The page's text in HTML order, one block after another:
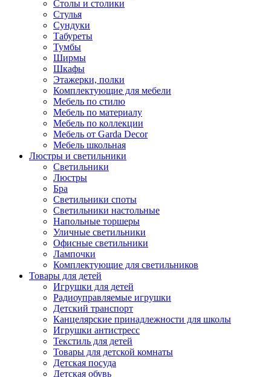
Столы и столики
Стулья
Сундуки
Табуреты
Тумбы
Ширмы
Шкафы
Этажерки, полки
Комплектующие для мебели
Мебель по стилю
Мебель по материалу
Мебель по коллекции
Мебель от Garda Decor
Мебель школьная
Люстры и светильники
Светильники
Люстры
Бра
Светильники споты
Светильники настольные
Напольные торшеры
Уличные светильники
Офисные светильники
Лампочки
Комплектующие для светильников
Товары для детей
Игрушки для детей
Радиоуправляемые игрушки
Детский транспорт
Канцелярские принадлежности для школы
Игрушки антистресс
Текстиль для детей
Товары для детской комнаты
Детская посуда
Детская обувь